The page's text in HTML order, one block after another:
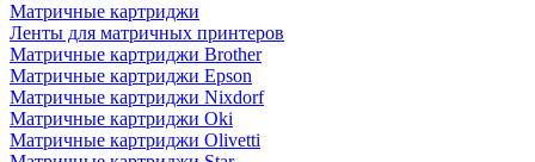
Матричные картриджи
Ленты для матричных принтеров
Матричные картриджи Brother
Матричные картриджи Epson
Матричные картриджи Nixdorf
Матричные картриджи Oki
Матричные картриджи Olivetti